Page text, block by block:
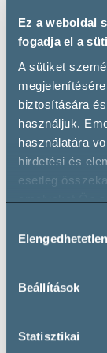
Ez a weboldal
fogadja el a
A sütiket
biztosítására
használjuk.
használatára
hirdetési és
esetleg
amelyeket Ön
során.
kiválasztása
Elengedhetetlen
Beállítások
Statisztikai
WiFi
Wheelchair
Wine types